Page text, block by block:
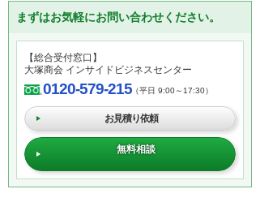
まずはお気軽にお問い合わせください。
【総合受付窓口】
大塚商会 インサイドビジネスセンター
0120-579-215（平日 9:00～17:30）
お見積り依頼
無料相談